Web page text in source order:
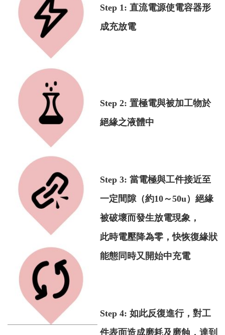
Step 1: 直流電源使電容器形
成充放電
Step 2: 置極電與被加工物於
絕緣之液體中
Step 3: 當電極與工件接近至
一定間隙（約10～50u）絕緣
被破壞而發生放電現象，
此時電壓降為零，快恢復緣狀
能態同時又開始中充電
Step 4: 如此反復進行，對工
件表面造成磨耗及磨蝕，達到